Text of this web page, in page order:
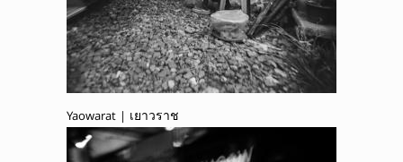
Yaowarat | เยาวราช